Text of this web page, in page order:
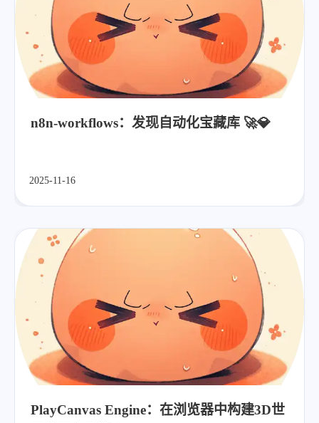
n8n-workflows：发现自动化宝藏库 🚀💎
2025-11-16
PlayCanvas Engine：在浏览器中构建3D世